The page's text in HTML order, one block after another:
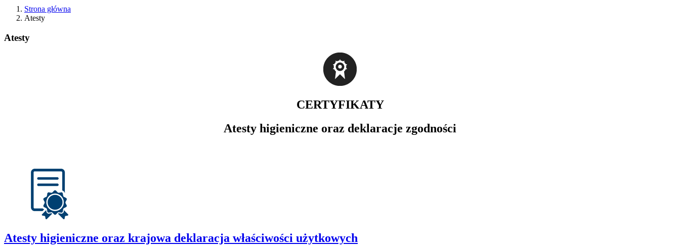
Strona główna
Atesty
Atesty
CERTYFIKATY
Atesty higieniczne oraz deklaracje zgodności
Atesty higieniczne oraz krajowa deklaracja właściwości użytkowych